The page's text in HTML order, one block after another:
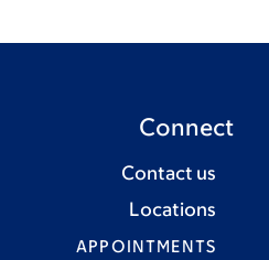
Connect
Contact us
Locations
APPOINTMENTS